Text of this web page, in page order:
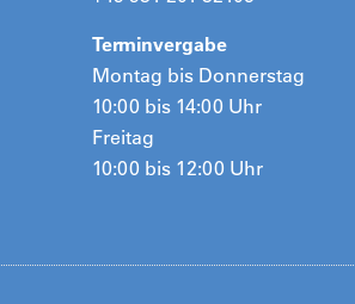
Terminvergabe
Montag bis Donnerstag
10:00 bis 14:00 Uhr
Freitag
10:00 bis 12:00 Uhr